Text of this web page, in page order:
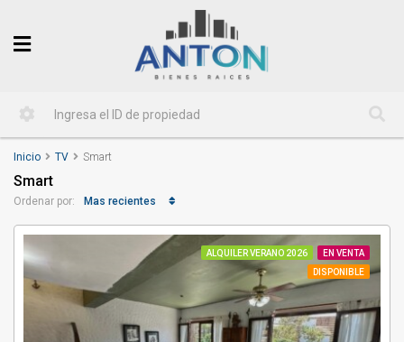
Inicio TV Smart
Smart
Ordenar por: Mas recientes
ALQUILER VERANO 2026
EN VENTA
DISPONIBLE